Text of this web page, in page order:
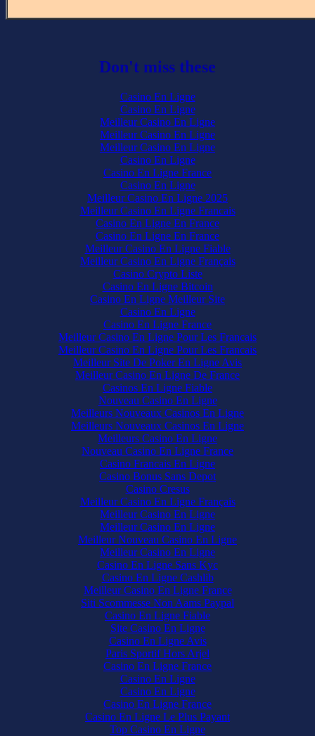
Don't miss these
Casino En Ligne
Casino En Ligne
Meilleur Casino En Ligne
Meilleur Casino En Ligne
Meilleur Casino En Ligne
Casino En Ligne
Casino En Ligne France
Casino En Ligne
Meilleur Casino En Ligne 2025
Meilleur Casino En Ligne Francais
Casino En Ligne En France
Casino En Ligne En France
Meilleur Casino En Ligne Fiable
Meilleur Casino En Ligne Français
Casino Crypto Liste
Casino En Ligne Bitcoin
Casino En Ligne Meilleur Site
Casino En Ligne
Casino En Ligne France
Meilleur Casino En Ligne Pour Les Francais
Meilleur Casino En Ligne Pour Les Francais
Meilleur Site De Poker En Ligne Avis
Meilleur Casino En Ligne De France
Casinos En Ligne Fiable
Nouveau Casino En Ligne
Meilleurs Nouveaux Casinos En Ligne
Meilleurs Nouveaux Casinos En Ligne
Meilleurs Casino En Ligne
Nouveau Casino En Ligne France
Casino Francais En Ligne
Casino Bonus Sans Depot
Casino Cresus
Meilleur Casino En Ligne Français
Meilleur Casino En Ligne
Meilleur Casino En Ligne
Meilleur Nouveau Casino En Ligne
Meilleur Casino En Ligne
Casino En Ligne Sans Kyc
Casino En Ligne Cashlib
Meilleur Casino En Ligne France
Siti Scommesse Non Aams Paypal
Casino En Ligne Fiable
Site Casino En Ligne
Casino En Ligne Avis
Paris Sportif Hors Arjel
Casino En Ligne France
Casino En Ligne
Casino En Ligne
Casino En Ligne France
Casino En Ligne Le Plus Payant
Top Casino En Ligne